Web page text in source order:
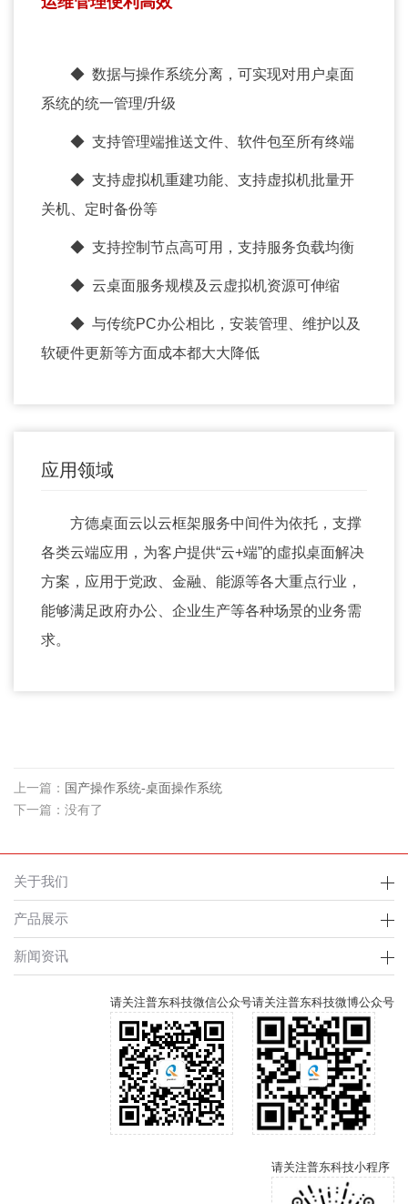
◆ 数据与操作系统分离，可实现对用户桌面
系统的统一管理/升级
◆ 支持管理端推送文件、软件包至所有终端
◆ 支持虚拟机重建功能、支持虚拟机批量开
关机、定时备份等
◆ 支持控制节点高可用，支持服务负载均衡
◆ 云桌面服务规模及云虚拟机资源可伸缩
◆ 与传统PC办公相比，安装管理、维护以及
软硬件更新等方面成本都大大降低
应用领域
方德桌面云以云框架服务中间件为依托，支撑
各类云端应用，为客户提供“云+端”的虛拟桌面解决
方案，应用于党政、金融、能源等各大重点行业，
能够满足政府办公、企业生产等各种场景的业务需
求。
上一篇： 国产操作系统-桌面操作系统
下一篇：没有了
关于我们
产品展示
新闻资讯
请关注普东科技微博公众号
请关注普东科技微信公众号
请关注普东科技小程序